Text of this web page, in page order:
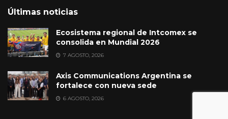
Últimas noticias
Ecosistema regional de Intcomex se
consolida en Mundial 2026
7 AGOSTO, 2026
Axis Communications Argentina se
fortalece con nueva sede
6 AGOSTO, 2026